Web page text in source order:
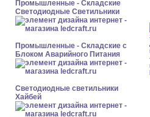
Промышленные - Складские
Светодиодные Светильники
Промышленные - Складские с
Блоком Аварийного Питания
Светодиодные светильники
Хайбей